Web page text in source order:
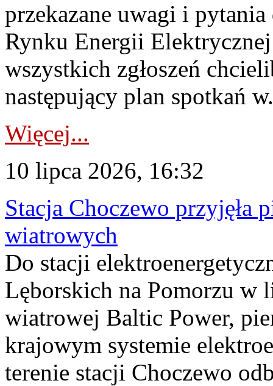
przekazane uwagi i
Rynku Energii
wszystkich zgłoszeń
następujący plan spotkań
Więcej...
10 lipca 2026, 16:32
Stacja Choczewo przyjęła
wiatrowych
Do stacji
Lęborskich na Pomorzu w
wiatrowej Baltic Power,
krajowym systemie
terenie stacji Choczewo